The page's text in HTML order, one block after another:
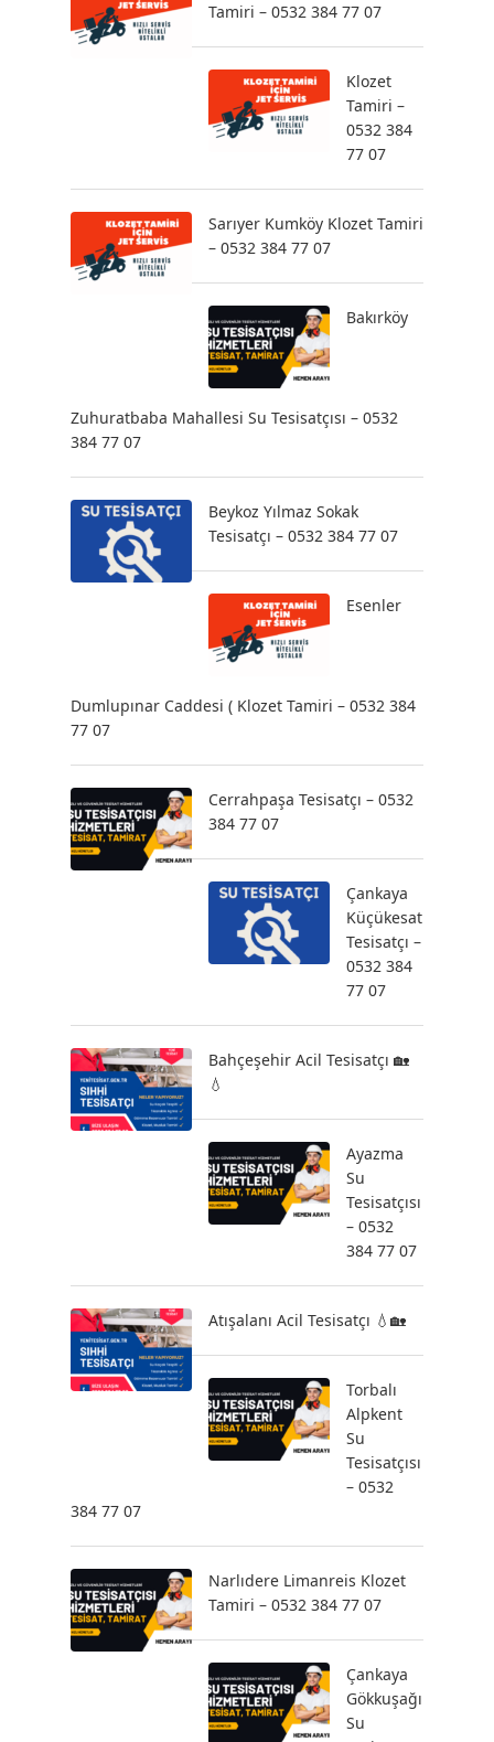
Tamiri – 0532 384 77 07
Klozet
Tamiri –
0532 384
77 07
Sarıyer Kumköy Klozet Tamiri
– 0532 384 77 07
Bakırköy
Zuhuratbaba Mahallesi Su Tesisatçısı – 0532
384 77 07
Beykoz Yılmaz Sokak
Tesisatçı – 0532 384 77 07
Esenler
Dumlupınar Caddesi ( Klozet Tamiri – 0532 384
77 07
Cerrahpaşa Tesisatçı – 0532
384 77 07
Çankaya
Küçükesat
Tesisatçı –
0532 384
77 07
Bahçeşehir Acil Tesisatçı 🏡
💧
Ayazma
Su
Tesisatçısı
– 0532
384 77 07
Atışalanı Acil Tesisatçı 💧🏡
Torbalı
Alpkent
Su
Tesisatçısı
– 0532
384 77 07
Narlıdere Limanreis Klozet
Tamiri – 0532 384 77 07
Çankaya
Gökkuşağı
Su